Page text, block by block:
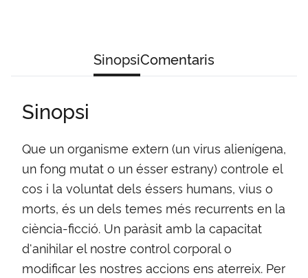
SinopsiComentaris
Sinopsi
Que un organisme extern (un virus alienígena,
un fong mutat o un ésser estrany) controle el
cos i la voluntat dels éssers humans, vius o
morts, és un dels temes més recurrents en la
ciència-ficció. Un paràsit amb la capacitat
d'anihilar el nostre control corporal o
modificar les nostres accions ens aterreix. Per